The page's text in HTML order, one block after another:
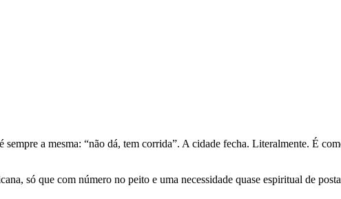
a mesma: “não dá, tem corrida”. A cidade fecha. Literalmente. É
só que com número no peito e uma necessidade quase espiritual de